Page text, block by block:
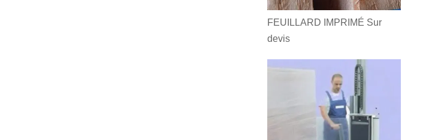
FEUILLARD IMPRIMÉ Sur
devis